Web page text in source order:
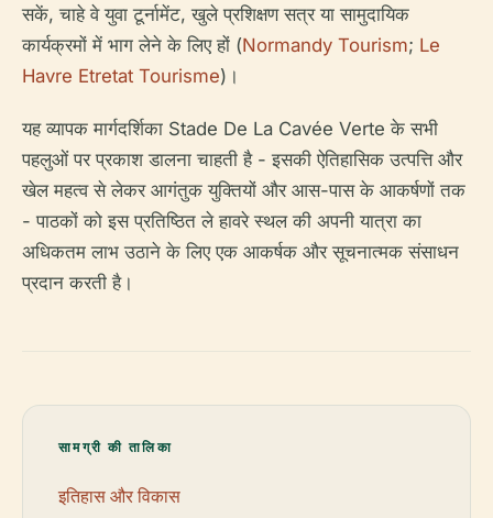
सकें, चाहे वे युवा टूर्नामेंट, खुले प्रशिक्षण सत्र या सामुदायिक
कार्यक्रमों में भाग लेने के लिए हों (Normandy Tourism; Le
Havre Etretat Tourisme)।
यह व्यापक मार्गदर्शिका Stade De La Cavée Verte के सभी
पहलुओं पर प्रकाश डालना चाहती है - इसकी ऐतिहासिक उत्पत्ति और
खेल महत्व से लेकर आगंतुक युक्तियों और आस-पास के आकर्षणों तक
- पाठकों को इस प्रतिष्ठित ले हावरे स्थल की अपनी यात्रा का
अधिकतम लाभ उठाने के लिए एक आकर्षक और सूचनात्मक संसाधन
प्रदान करती है।
सामग्री की तालिका
इतिहास और विकास